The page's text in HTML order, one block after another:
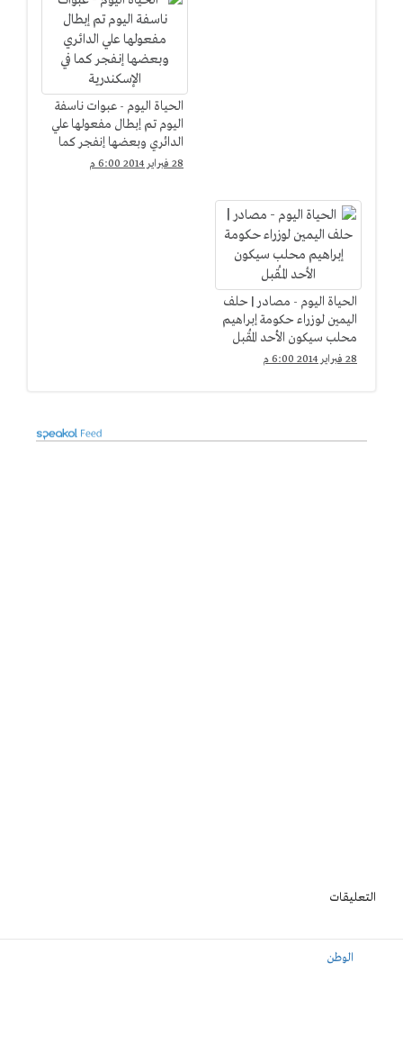
الحياة اليوم - عبوات ناسفة
اليوم تم إبطال مفعولها علي
الدائري وبعضها إنفجر كما
في الإسكندرية
28 فبراير 2014 6:00 م
الحياة اليوم - مصادر | حلف
اليمين لوزراء حكومة إبراهيم
محلب سيكون الأحد المُقبل
28 فبراير 2014 6:00 م
التعليقات
الوطن